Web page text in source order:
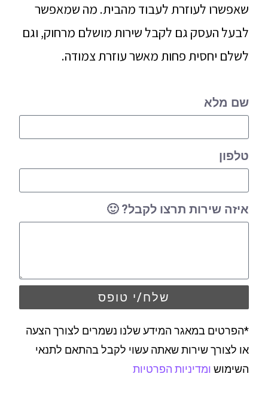
שאפשרו לעוזרת לעבוד מהבית. מה שמאפשר
לבעל העסק גם לקבל שירות מושלם מרחוק, וגם
לשלם יחסית פחות מאשר עוזרת צמודה.
שם מלא
טלפון
איזה שירות תרצו לקבל? 🙂
שלח/י טופס
*הפרטים במאגר המידע שלנו נשמרים לצורך הצעה
או לצורך שירות שאתה עשוי לקבל בהתאם לתנאי
השימוש ומדיניות הפרטיות